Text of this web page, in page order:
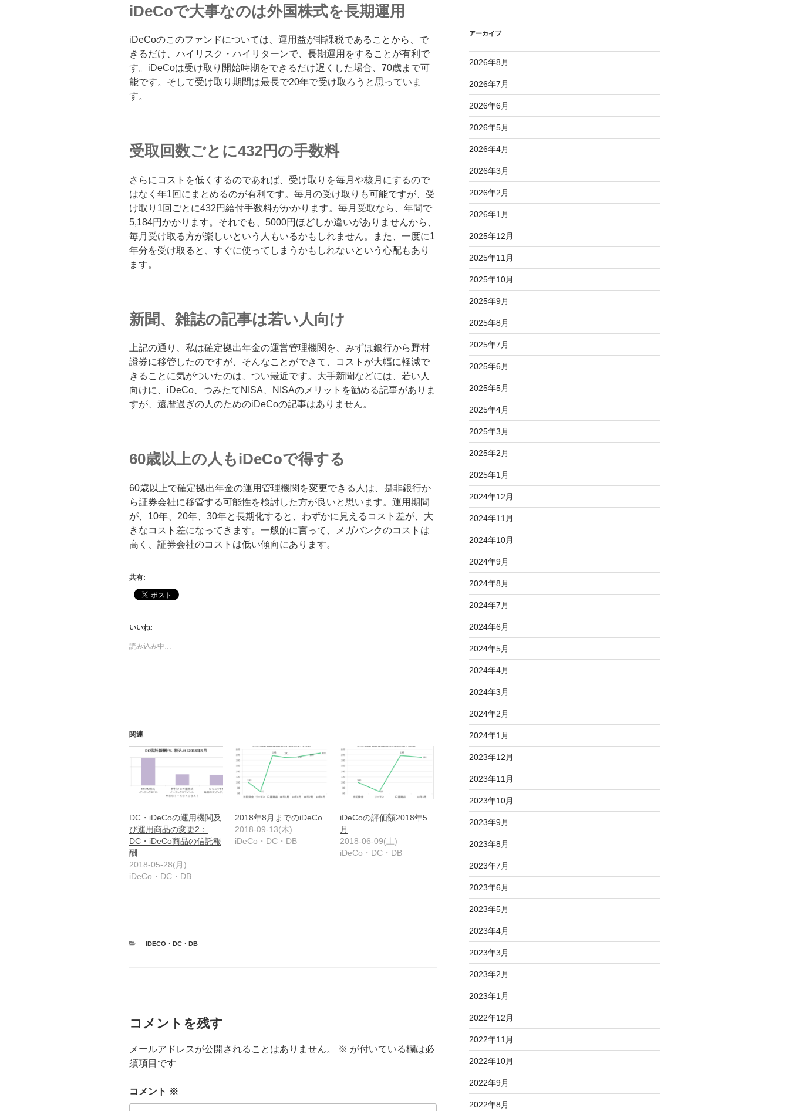
iDeCoで大事なのは外国株式を長期運用
iDeCoのこのファンドについては、運用益が非課税であることから、で
きるだけ、ハイリスク・ハイリターンで、長期運用をすることが有利で
す。iDeCoは受け取り開始時期をできるだけ遅くした場合、70歳まで可
能です。そして受け取り期間は最長で20年で受け取ろうと思っていま
す。
受取回数ごとに432円の手数料
さらにコストを低くするのであれば、受け取りを毎月や核月にするので
はなく年1回にまとめるのが有利です。毎月の受け取りも可能ですが、受
け取り1回ごとに432円給付手数料がかかります。毎月受取なら、年間で
5,184円かかります。それでも、5000円ほどしか違いがありませんから、
毎月受け取る方が楽しいという人もいるかもしれません。また、一度に1
年分を受け取ると、すぐに使ってしまうかもしれないという心配もあり
ます。
新聞、雑誌の記事は若い人向け
上記の通り、私は確定拠出年金の運営管理機関を、みずほ銀行から野村
證券に移管したのですが、そんなことができて、コストが大幅に軽減で
きることに気がついたのは、つい最近です。大手新聞などには、若い人
向けに、iDeCo、つみたてNISA、NISAのメリットを勧める記事がありま
すが、還暦過ぎの人のためのiDeCoの記事はありません。
60歳以上の人もiDeCoで得する
60歳以上で確定拠出年金の運用管理機関を変更できる人は、是非銀行か
ら証券会社に移管する可能性を検討した方が良いと思います。運用期間
が、10年、20年、30年と長期化すると、わずかに見えるコスト差が、大
きなコスト差になってきます。一般的に言って、メガバンクのコストは
高く、証券会社のコストは低い傾向にあります。
共有:
いいね:
読み込み中…
関連
DC・iDeCoの運用機関及
び運用商品の変更2：
DC・iDeCo商品の信託報
酬
2018-05-28(月)
iDeCo・DC・DB
2018年8月までのiDeCo
2018-09-13(木)
iDeCo・DC・DB
iDeCoの評価額2018年5
月
2018-06-09(土)
iDeCo・DC・DB
カ
IDECO・DC・DB
コメントを残す
メールアドレスが公開されることはありません。 ※ が付いている欄は必
須項目です
コメント ※
アーカイブ
2026年8月
2026年7月
2026年6月
2026年5月
2026年4月
2026年3月
2026年2月
2026年1月
2025年12月
2025年11月
2025年10月
2025年9月
2025年8月
2025年7月
2025年6月
2025年5月
2025年4月
2025年3月
2025年2月
2025年1月
2024年12月
2024年11月
2024年10月
2024年9月
2024年8月
2024年7月
2024年6月
2024年5月
2024年4月
2024年3月
2024年2月
2024年1月
2023年12月
2023年11月
2023年10月
2023年9月
2023年8月
2023年7月
2023年6月
2023年5月
2023年4月
2023年3月
2023年2月
2023年1月
2022年12月
2022年11月
2022年10月
2022年9月
2022年8月